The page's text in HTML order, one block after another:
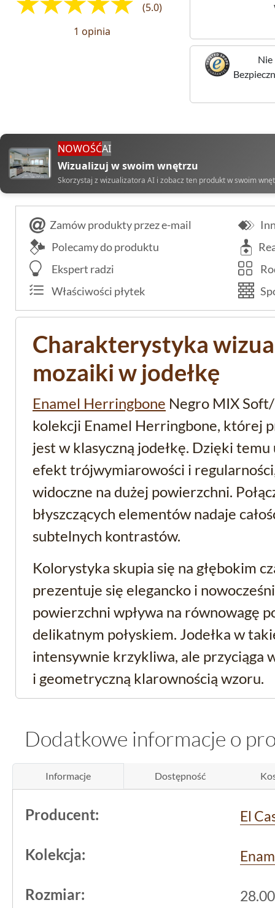
(5.0)
1 opinia
Nie
NOWOŚĆAI
Wizualizuj w swoim wnętrzu
Skorzystaj z wizualizatora AI i zobacz ten produkt w swoim
Zamów produkty przez e-mail
Polecamy do produktu
Ekspert radzi
Właściwości płytek
Charakterystyka
mozaiki w jodełkę
Enamel Herringbone Negro MIX
kolekcji Enamel Herringbone, której
jest w klasyczną jodełkę. Dzięki
efekt trójwymiarowości i
widoczne na dużej powierzchni.
błyszczących elementów nadaje
subtelnych kontrastów.
Kolorystyka skupia się na głębokim
prezentuje się elegancko i
powierzchni wpływa na równowagę
delikatnym połyskiem. Jodełka w
intensywnie krzykliwa, ale przyciąga
i geometryczną klarownością wzoru.
mozaika w jodełkę
Produkt pochodzi od hiszpańskiego
Ta mozaika ma wymiary około
większych formatów mozaikowych,
spójnych powierzchni bez zbytniego
Kraj pochodzenia, Hiszpania, często
Dodatkowe informacje o
Informacje Dostępność
Producent: El
Kolekcja:
Rozmiar: